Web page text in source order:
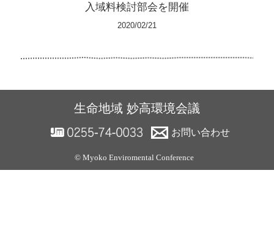
入域料検討部会を開催
2020/02/21
生命地域 妙高環境会議
お問い合わせ
© Myoko Enviromental Conference